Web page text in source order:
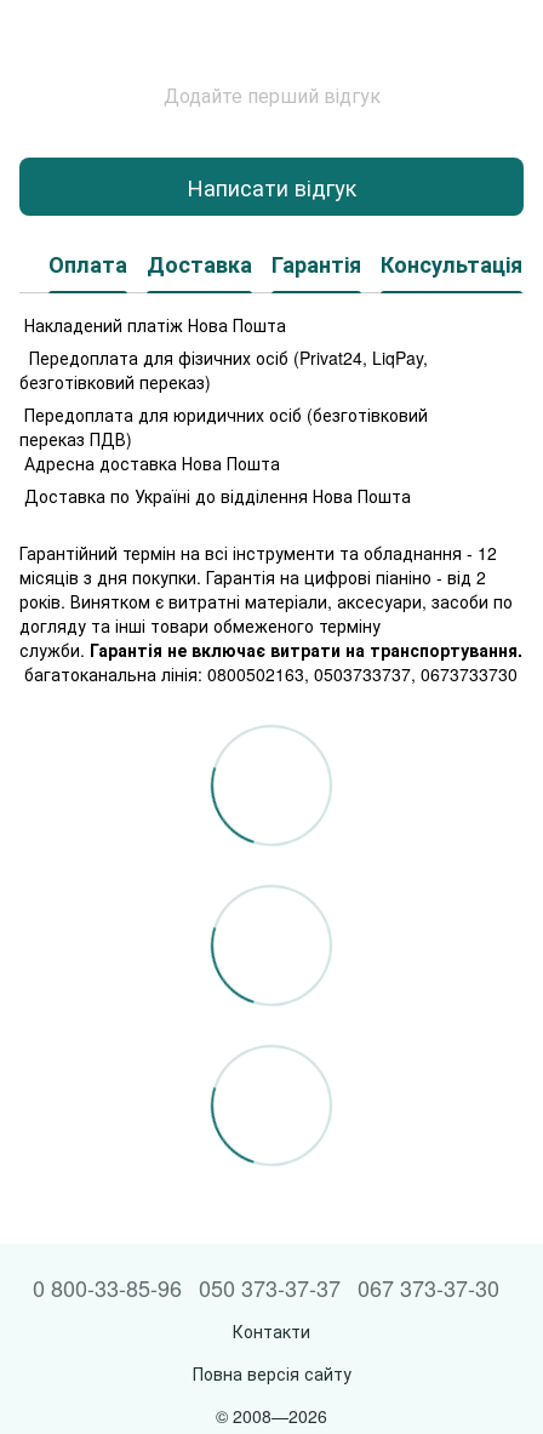
Додайте перший відгук
Написати відгук
Оплата Доставка Гарантія Консультація
Накладений платіж Нова Пошта
Передоплата для фізичних осіб (Privat24, LiqPay,
безготівковий переказ)
Передоплата для юридичних осіб (безготівковий
переказ ПДВ)
Адресна доставка Нова Пошта
Доставка по Україні до відділення Нова Пошта
Гарантійний термін на всі інструменти та обладнання - 12
місяців з дня покупки. Гарантія на цифрові піаніно - від 2
років. Винятком є витратні матеріали, аксесуари, засоби по
догляду та інші товари обмеженого терміну
служби. Гарантія не включає витрати на транспортування.
багатоканальна лінія: 0800502163, 0503733737, 0673733730
0 800-33-85-96 050 373-37-37 067 373-37-30
Контакти
Повна версія сайту
© 2008—2026